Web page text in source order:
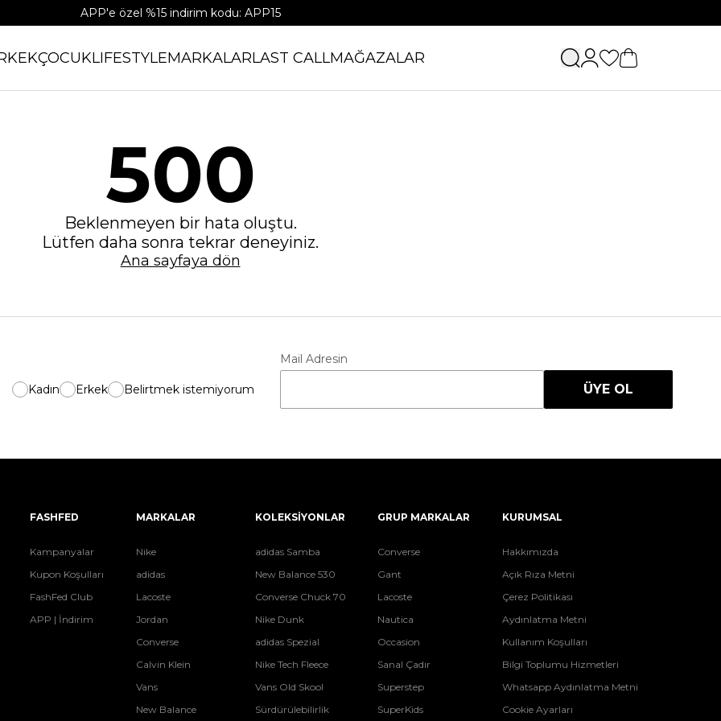
APP'e özel %15 indirim kodu: APP15
ÇOCUKLIFESTYLEMARKALARLAST CALLMAĞAZALAR
500
Beklenmeyen bir hata oluştu.
Lütfen daha sonra tekrar deneyiniz.
Ana sayfaya dön
Kadın Erkek Belirtmek istemiyorum
Mail Adresin
ÜYE OL
FASHFED
Kampanyalar
Kupon Koşulları
FashFed Club
APP | İndirim
MARKALAR
Nike
adidas
Lacoste
Jordan
Converse
Calvin Klein
Vans
New Balance
KOLEKSİYONLAR
adidas Samba
New Balance 530
Converse Chuck 70
Nike Dunk
adidas Spezial
Nike Tech Fleece
Vans Old Skool
Sürdürülebilirlik
GRUP MARKALAR
Converse
Gant
Lacoste
Nautica
Occasion
Sanal Çadır
Superstep
SuperKids
KURUMSAL
Hakkımızda
Açık Rıza Metni
Çerez Politikası
Aydınlatma Metni
Kullanım Koşulları
Bilgi Toplumu Hizmetleri
Whatsapp Aydınlatma Metni
Cookie Ayarları